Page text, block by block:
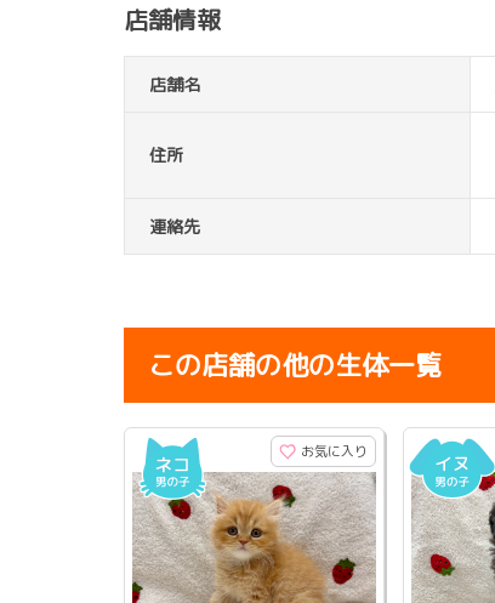
店舗情報
店舗名
住所
連絡先
この店舗の他の生体一覧
お気に入り